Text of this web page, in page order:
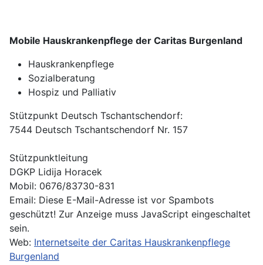
Mobile Hauskrankenpflege der Caritas Burgenland
Hauskrankenpflege
Sozialberatung
Hospiz und Palliativ
Stützpunkt Deutsch Tschantschendorf:
7544 Deutsch Tschantschendorf Nr. 157
Stützpunktleitung
DGKP Lidija Horacek
Mobil: 0676/83730-831
Email: Diese E-Mail-Adresse ist vor Spambots
geschützt! Zur Anzeige muss JavaScript eingeschaltet
sein.
Web: Internetseite der Caritas Hauskrankenpflege
Burgenland